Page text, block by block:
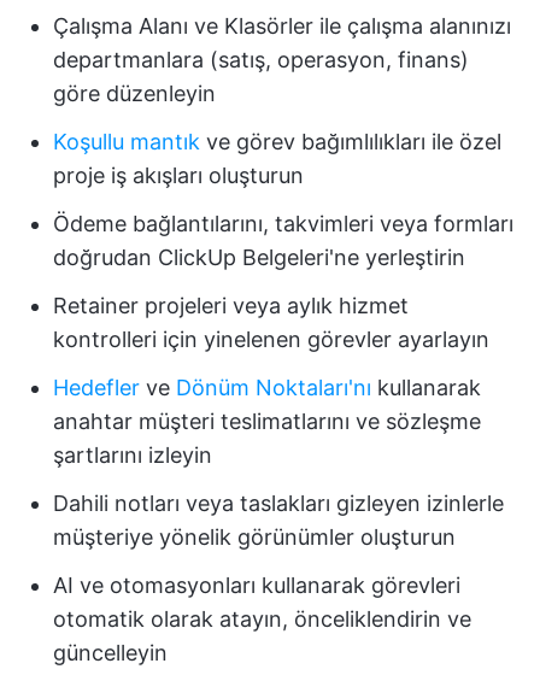
Çalışma Alanı ve Klasörler ile çalışma alanınızı
departmanlara (satış, operasyon, finans)
göre düzenleyin
Koşullu mantık ve görev bağımlılıkları ile özel
proje iş akışları oluşturun
Ödeme bağlantılarını, takvimleri veya formları
doğrudan ClickUp Belgeleri'ne yerleştirin
Retainer projeleri veya aylık hizmet
kontrolleri için yinelenen görevler ayarlayın
Hedefler ve Dönüm Noktaları'nı kullanarak
anahtar müşteri teslimatlarını ve sözleşme
şartlarını izleyin
Dahili notları veya taslakları gizleyen izinlerle
müşteriye yönelik görünümler oluşturun
AI ve otomasyonları kullanarak görevleri
otomatik olarak atayın, önceliklendirin ve
güncelleyin